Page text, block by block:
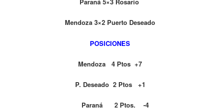
Paraná 5×3 Rosario
Mendoza 3×2 Puerto Deseado
POSICIONES
Mendoza 4 Ptos +7
P. Deseado 2 Ptos +1
Paraná 2 Ptos. -4